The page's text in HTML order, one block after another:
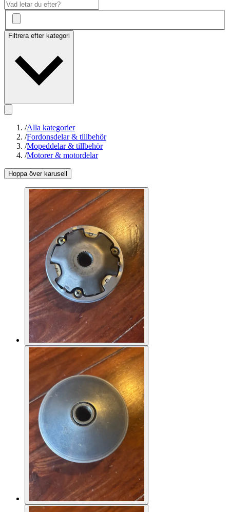
Filtrera efter kategori
/Alla kategorier
/Fordonsdelar & tillbehör
/Mopeddelar & tillbehör
/Motorer & motordelar
Hoppa över karusell